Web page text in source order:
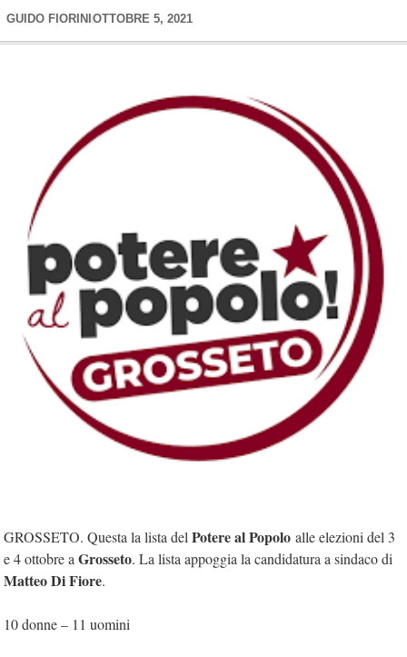
GUIDO FIORINI OTTOBRE 5, 2021
GROSSETO. Questa la lista delPotere al Popolo alle elezioni del 3
e 4 ottobre aGrosseto. La lista appoggia la candidatura a sindaco di
Matteo Di Fiore.
10 donne – 11 uomini